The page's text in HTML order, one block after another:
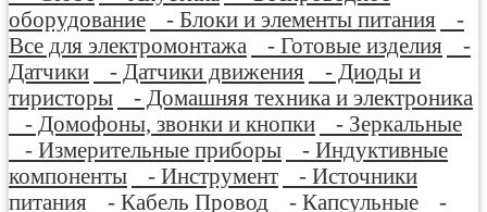
оборудование
- Блоки и элементы питания
-
Все для электромонтажа
- Готовые изделия
-
Датчики
- Датчики движения
- Диоды и
тиристоры
- Домашняя техника и электроника
- Домофоны, звонки и кнопки
- Зеркальные
- Измерительные приборы
- Индуктивные
компоненты
- Инструмент
- Источники
питания
- Кабель Провод - Капсульные
-